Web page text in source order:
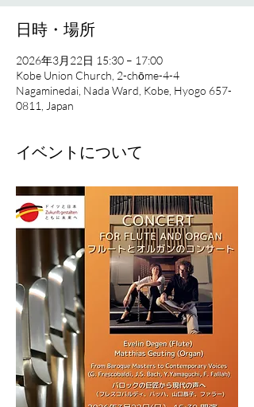
日時・場所
2026年3月22日 15:30 – 17:00
Kobe Union Church, 2-chōme-4-4
Nagaminedai, Nada Ward, Kobe, Hyogo 657-
0811, Japan
イベントについて